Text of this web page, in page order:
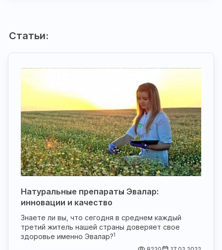
Статьи:
Натуральные препараты Эвалар:
инновации и качество
Знаете ли вы, что сегодня в среднем каждый
третий житель нашей страны доверяет свое
здоровье именно Эвалар?1